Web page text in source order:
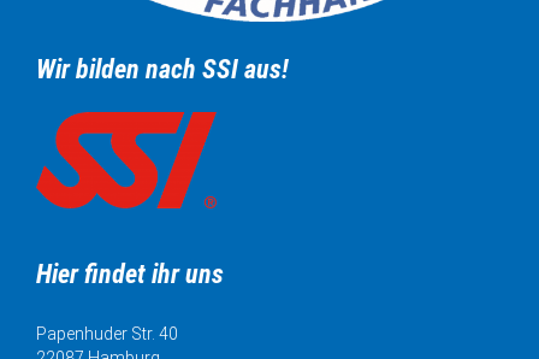
Wir bilden nach SSI aus!
Hier findet ihr uns
Papenhuder Str. 40